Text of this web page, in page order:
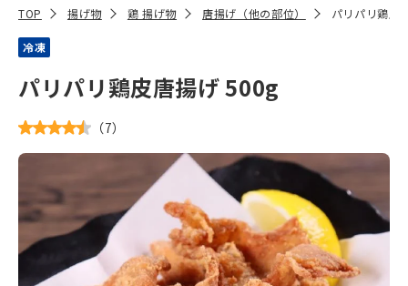
TOP 揚げ物 鶏 揚げ物 唐揚げ（他の部位） パリパリ鶏皮
冷凍
パリパリ鶏皮唐揚げ 500g
（7）